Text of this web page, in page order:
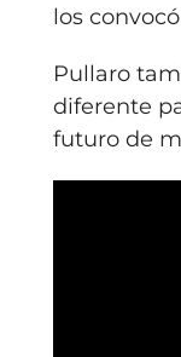
los
Pullaro
diferente
futuro de